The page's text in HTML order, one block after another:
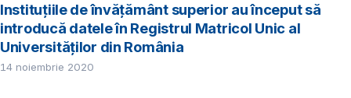
Instituțiile de învățământ superior au început să
introducă datele în Registrul Matricol Unic al
Universităților din România
14 noiembrie 2020